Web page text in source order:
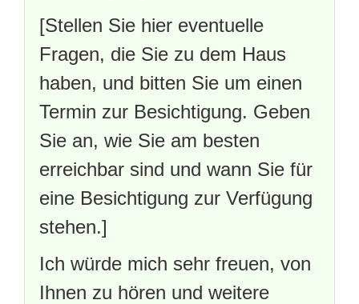
[Stellen Sie hier eventuelle
Fragen, die Sie zu dem Haus
haben, und bitten Sie um einen
Termin zur Besichtigung. Geben
Sie an, wie Sie am besten
erreichbar sind und wann Sie für
eine Besichtigung zur Verfügung
stehen.]
Ich würde mich sehr freuen, von
Ihnen zu hören und weitere